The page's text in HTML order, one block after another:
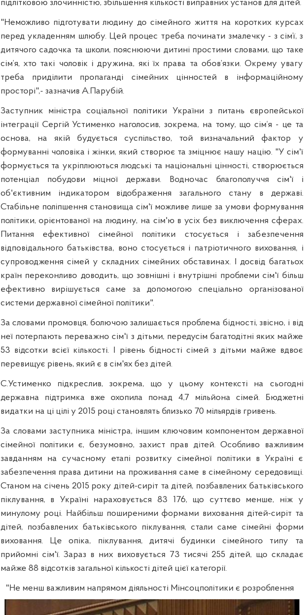
підлітковою злочинністю, збільшення кількості виправних установ для дітей.
"Неможливо підготувати людину до сімейного життя на коротких курсах
перед укладенням шлюбу. Цей процес треба починати змалечку - з сім’ї, з
дитячого садочка та школи, пояснюючи дитині простими словами, що таке
сім’я, хто такі чоловік і дружина, які їх права та обов’язки. Окрему увагу
треба приділити пропаганді сімейних цінностей в інформаційному
просторі",- зазначив А.Парубій.
Заступник міністра соціальної політики України з питань європейської
інтеграції Сергій Устименко наголосив, зокрема, на тому, що сім‘я - це та
основа, на якій будується суспільство, той визначальний фактор у
формуванні чоловіка і жінки, який створює та зміцнює нашу націю. "У сім'ї
формується та укріплюються людські та національні цінності, створюється
потенціал побудови міцної держави. Водночас благополуччя сім'ї і
об'єктивним індикатором відображення загального стану в державі.
Стабільне поліпшення становища сім'ї можливе лише за умови формування
політики, орієнтованої на людину, на сім'ю в усіх без виключення сферах.
Питання ефективної сімейної політики стосується і забезпечення
відповідального батьківства, воно стосується і патріотичного виховання, і
супроводження сімей у складних сімейних обставинах. І досвід багатьох
країн переконливо доводить, що зовнішні і внутрішні проблеми сім'ї більш
ефективно вирішується саме за допомогою спеціально організованої
системи державної сімейної політики".
За словами промовця, болючою залишається проблема бідності, звісно, і від
неї потерпають переважно сім'ї з дітьми, передусім багатодітні яких майже
53 відсотки всієї кількості. І рівень бідності сімей з дітьми майже вдвоє
перевищує рівень, який є в сім'ях без дітей.
С.Устименко підкреслив, зокрема, що у цьому контексті на сьогодні
державна підтримка вже охопила понад 4,7 мільйона сімей. Бюджетні
видатки на ці цілі у 2015 році становлять близько 70 мільярдів гривень.
За словами заступника міністра, іншим ключовим компонентом державної
сімейної політики є, безумовно, захист прав дітей. Особливо важливим
завданням на сучасному етапі розвитку сімейної політики в Україні є
забезпечення права дитини на проживання саме в сімейному середовищі.
Станом на січень 2015 року дітей-сиріт та дітей, позбавлених батьківського
піклування, в Україні нараховується 83 176, що суттєво менше, ніж у
минулому році. Найбільш поширеними формами виховання дітей-сиріт та
дітей, позбавлених батьківського піклування, стали саме сімейні форми
виховання. Це опіка, піклування, дитячі будинки сімейного типу та
прийомні сім'ї. Зараз в них виховується 73 тисячі 255 дітей, що складає
майже 88 відсотків загальної кількості дітей цієї категорії.
"Не менш важливим напрямом діяльності Мінсоцполітики є розроблення